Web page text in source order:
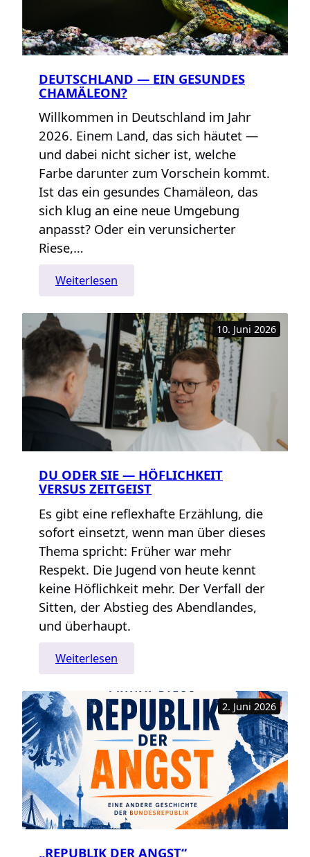
DEUTSCHLAND — EIN GESUNDES
CHAMÄLEON?
Willkommen in Deutschland im Jahr
2026. Einem Land, das sich häutet —
und dabei nicht sicher ist, welche
Farbe darunter zum Vorschein kommt.
Ist das ein gesundes Chamäleon, das
sich klug an eine neue Umgebung
anpasst? Oder ein verunsicherter
Riese,…
Weiterlesen
Deutschland
—
ein
gesundes
Chamäleon?
10. Juni 2026
DU ODER SIE — HÖFLICHKEIT
VERSUS ZEITGEIST
Es gibt eine reflexhafte Erzählung, die
sofort einsetzt, wenn man über dieses
Thema spricht: Früher war mehr
Respekt. Die Jugend von heute kennt
keine Höflichkeit mehr. Der Verfall der
Sitten, der Abstieg des Abendlandes,
und überhaupt.
Weiterlesen
Du
oder
Sie
—
Höflichkeit
versus
Zeitgeist
2. Juni 2026
„REPUBLIK DER ANGST“